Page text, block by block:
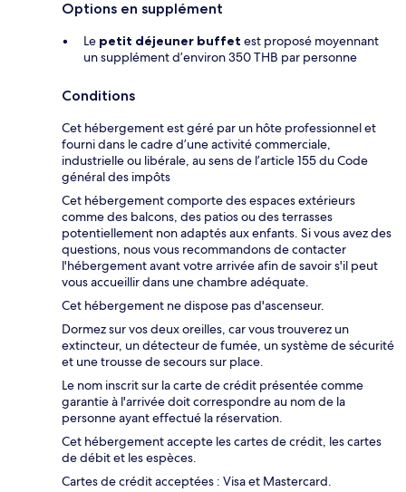
Options en supplément
Le petit déjeuner buffet est proposé moyennant
un supplément d’environ 350 THB par personne
Conditions
Cet hébergement est géré par un hôte professionnel et
fourni dans le cadre d’une activité commerciale,
industrielle ou libérale, au sens de l’article 155 du Code
général des impôts
Cet hébergement comporte des espaces extérieurs
comme des balcons, des patios ou des terrasses
potentiellement non adaptés aux enfants. Si vous avez des
questions, nous vous recommandons de contacter
l'hébergement avant votre arrivée afin de savoir s'il peut
vous accueillir dans une chambre adéquate.
Cet hébergement ne dispose pas d'ascenseur.
Dormez sur vos deux oreilles, car vous trouverez un
extincteur, un détecteur de fumée, un système de sécurité
et une trousse de secours sur place.
Le nom inscrit sur la carte de crédit présentée comme
garantie à l'arrivée doit correspondre au nom de la
personne ayant effectué la réservation.
Cet hébergement accepte les cartes de crédit, les cartes
de débit et les espèces.
Cartes de crédit acceptées : Visa et Mastercard.